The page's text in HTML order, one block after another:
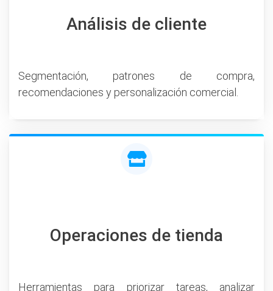
Análisis de cliente
Segmentación, patrones de compra,
recomendaciones y personalización comercial.
Operaciones de tienda
Herramientas para priorizar tareas, analizar